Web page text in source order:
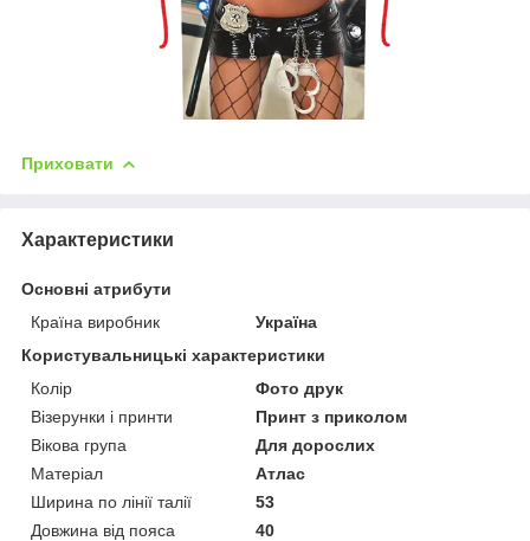
Приховати
Характеристики
Основні атрибути
Країна виробник
Україна
Користувальницькі характеристики
Колір
Фото друк
Візерунки і принти
Принт з приколом
Вікова група
Для дорослих
Матеріал
Атлас
Ширина по лінії талії
53
Довжина від пояса
40